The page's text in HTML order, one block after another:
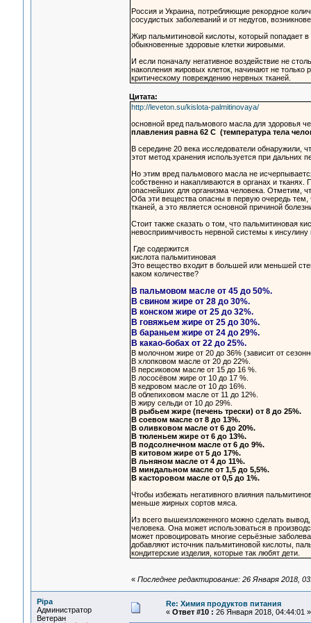
Россия и Украина, потребляющие рекордное
сосудистых заболеваний и от недугов,
Жир пальмитиновой кислоты, который попадает
обыкновенные здоровые клетки жировыми.
И если поначалу негативное воздействие не
накопления жировых клеток, начинают не только
критическому повреждению нервных тканей.
Цитата:
http://leveton.su/kislota-palmitinovaya/
основной вред пальмового масла для здоровья
плавления равна 62 С (температура тела
В середине 20 века исследователи обнаружили,
этот метод хранения используется при дальних
Но этим вред пальмового масла не
собственно и накапливаются в органах и
опаснейших для организма человека. Отметим,
Оба эти вещества опасны в первую очередь тем,
тканей, а это является основной причиной
Стоит также сказать о том, что пальмитиновая
невосприимчивость нервной системы к
Где содержится
кислота пальмитиновая
Это вещество входит в большей или меньшей
каком количестве?
В пальмовом масле от 45 до 50%.
В свином жире от 28 до 30%.
В конском жире от 25 до 32%.
В говяжьем жире от 25 до 30%.
В бараньем жире от 24 до 29%.
В какао-бобах от 22 до 25%.
В молочном жире от 20 до 36% (зависит от
В хлопковом масле от 20 до 22%.
В персиковом масле от 15 до 16 %.
В лососёвом жире от 10 до 17 %.
В кедровом масле от 10 до 16%.
В облепиховом масле от 11 до 12%.
В жиру сельди от 10 до 29%.
В рыбьем жире (печень трески) от 8 до 25%.
В соевом масле от 8 до 13%.
В оливковом масле от 6 до 20%.
В тюленьем жире от 6 до 13%.
В подсолнечном масле от 6 до 9%.
В китовом жире от 5 до 17%.
В льняном масле от 4 до 11%.
В миндальном масле от 1,5 до 5,5%.
В касторовом масле от 0,5 до 1%.
Чтобы избежать негативного влияния
меньше жирных сортов мяса.
Из всего вышеизложенного можно сделать
человека. Она может использоваться в
может провоцировать многие серьёзные
добавляют источник пальмитиновой кислоты,
кондитерские изделия, которые так любят дети.
« Последнее редактирование: 26 Января 2018,
Pipa
Администратор
Ветеран
Re: Химия продуктов питания
« Ответ #10 : 26 Января 2018, 04:44:01 »